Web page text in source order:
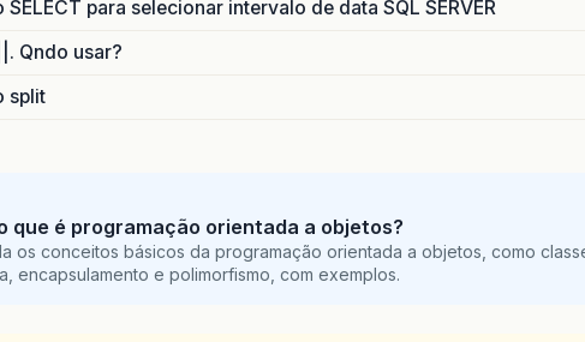
SELECT para selecionar intervalo de data SQL SERVER
Qndo usar?
split
que é programação orientada a objetos?
os conceitos básicos da programação orientada a objetos, como
encapsulamento e polimorfismo, com exemplos.